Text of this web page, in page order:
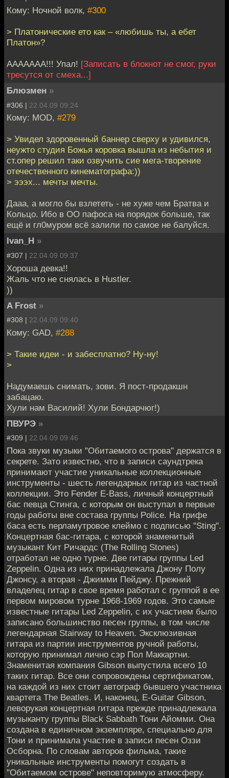
Кому: Ночной волк, #300
> Платонические ето как – «любишь ты, а ебет
Платон»?
ААААААА!!! Упал! [Записать в блокнот не смог, руки
тресутся от смеха...]
Блюзмен »
#306 | 22.04.09 09:24
Кому: MOD, #279
> Увидел здоровенный баннер сверху и удивился,
неужто студия Божья коровка вышла из небытия и
ст.опер решил таки озвучить сие мега-творение
отечественного кинематографа:))
> эээх... мечты мечты.
Дааа, а могло бы взлететь - не хуже чем Братва и
Кольцо. Ибо в ОО пафоса на порядок больше, так
ещё и гл0муром всё залили по самое не балуйся.
Ivan_H »
#307 | 22.04.09 09:37
Хороша девка!!
Жаль что не снялась в Hustler.
))
A Frost »
#308 | 22.04.09 09:40
Кому: GAD, #288
> Такие идеи - и забесплатно? Ну-ну!
>
Надумаешь снимать, зови. Я пост-продакшн
забацаю.
Хули нам Василий! Хули Бондарчюг!)
ПВУРЭ »
#309 | 22.04.09 09:46
Пока звуки музыки "Обитаемого острова" держатся в
секрете. Зато известно, что в записи саундтрека
принимают участие уникальные коллекционные
инструменты - шесть легендарных гитар из частной
коллекции. Это Fender E-Bass, личный концертный
бас певца Стинга, с которым он выступал в первые
годы работы вне состава группы Police. На грифе
баса есть перламутровое клеймо с подписью "Sting".
Концертная бас-гитара, с которой знаменитый
музыкант Кит Ричардс (The Rolling Stones)
отработал не одно турне. Две гитары группы Led
Zeppelin. Одна из них принадлежала Джону Полу
Джонсу, а вторая - Джимми Пейджу. Прежний
владелец гитар в свое время работал с группой в ее
первом мировом турне 1968-1969 годов. Это самые
известные гитары Led Zeppelin, с их участием было
записано большинство песен группы, в том числе
легендарная Stairway to Heaven. Эксклюзивная
гитара из партии инструментов ручной работы,
которую принимал лично сэр Пол Маккартни.
Знаменитая компания Gibson выпустила всего 10
таких гитар. Все они сопровождены сертификатом,
на каждой из них стоит автограф бывшего участника
квартета The Beatles. И, наконец, E-Guitar Gibson,
леворукая концертная гитара прежде принадлежала
музыканту группы Black Sabbath Тони Айомми. Она
создана в единичном экземпляре, специально для
Тони и принимала участие в записи песен Оззи
Осборна. По словам авторов фильма, такие
уникальные инструменты помогут создать в
"Обитаемом острове" неповторимую атмосферу.